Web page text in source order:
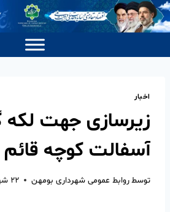
اخبار
زیرسازی جهت لکه
آسفالت کوچه قائم
توسطروابط عمومی شهرداری بومهن ۲۲ شهریور ۱۴۰۴